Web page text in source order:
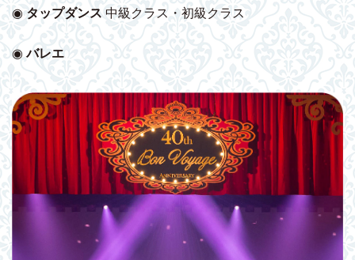
◉タップダンス 中級クラス・初級クラス
◉バレエ